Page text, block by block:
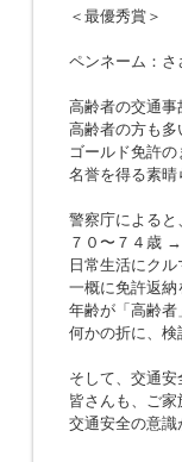
＜最優秀賞＞
ペンネーム：
高齢者の交通
高齢者の方も
ゴールド免許
名誉を得る素晴
警察庁による
７０〜７４歳
日常生活にク
一概に免許返納
年齢が「高齢者
何かの折に、検
そして、交通安
皆さんも、ご家
交通安全の意識